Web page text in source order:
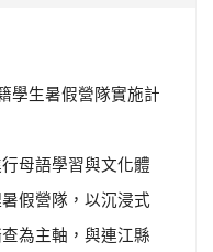
學生暑假營隊實施計
母語學習與文化體
假營隊，以沉浸式
為主軸，與連江縣